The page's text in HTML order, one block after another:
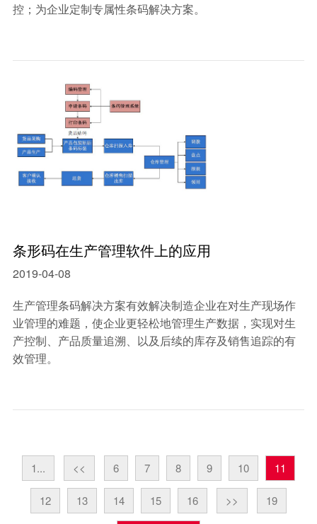
控；为企业定制专属性条码解决方案。
条形码在生产管理软件上的应用
2019-04-08
生产管理条码解决方案有效解决制造企业在对生产现场作
业管理的难题，使企业更轻松地管理生产数据，实现对生
产控制、产品质量追溯、以及后续的库存及销售追踪的有
效管理。
1... << 6 7 8 9 10 11
12 13 14 15 16 >> 19